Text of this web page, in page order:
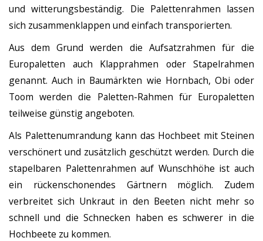
und witterungsbeständig. Die Palettenrahmen lassen
sich zusammenklappen und einfach transporierten.
Aus dem Grund werden die Aufsatzrahmen für die
Europaletten auch Klapprahmen oder Stapelrahmen
genannt. Auch in Baumärkten wie Hornbach, Obi oder
Toom werden die Paletten-Rahmen für Europaletten
teilweise günstig angeboten.
Als Palettenumrandung kann das Hochbeet mit Steinen
verschönert und zusätzlich geschützt werden. Durch die
stapelbaren Palettenrahmen auf Wunschhöhe ist auch
ein rückenschonendes Gärtnern möglich. Zudem
verbreitet sich Unkraut in den Beeten nicht mehr so
schnell und die Schnecken haben es schwerer in die
Hochbeete zu kommen.